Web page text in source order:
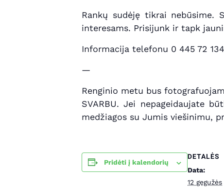
Rankų sudėję tikrai
interesams. Prisijunk ir tapk
Informacija telefonu 0 445 72
—
Renginio metu bus
SVARBU. Jei nepageidaujate
medžiagos su Jumis viešinimu,
Pridėti į kalendorių
DETALĖS
Data:
12 gegužės